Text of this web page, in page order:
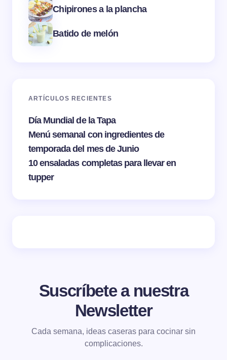
Chipirones a la plancha
Batido de melón
ARTÍCULOS RECIENTES
Día Mundial de la Tapa
Menú semanal con ingredientes de
temporada del mes de Junio
10 ensaladas completas para llevar en
tupper
Suscríbete a nuestra
Newsletter
Cada semana, ideas caseras para cocinar sin
complicaciones.